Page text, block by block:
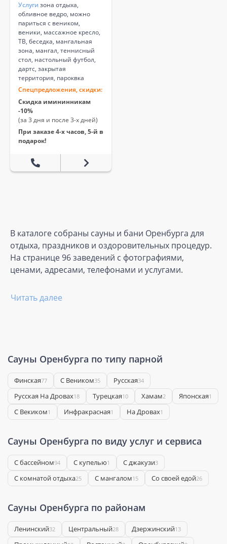
Услуги зона отдыха,
обливное ведро, можно
париться с веником,
веники, массажное кресло,
ТВ, беседка, мангальная
зона, мангал, теннисный
стол, настольный футбол,
дартс, закрытая
территория, пароквка
Спецпредложения, скидки:
Скидка имининникам
-10%
(за 3 дня и после 3-х дней)
При заказе 4-х часов, 5-й в
подарок!
В каталоге собраны сауны и бани Оренбурга для
отдыха, праздников и оздоровительных процедур.
На странице 96 заведений с фотографиями,
ценами, адресами, телефонами и услугами.
Читать далее
Сауны Оренбурга по типу парной
Финская77 С Веником35 Русская34
Русская На Дровах18 Турецкая10 Хамам2 Японская1
С Векиком1 Инфракрасная1 На Дровах1
Сауны Оренбурга по виду услуг и сервиса
С бассейном94 С купелью1 С джакузи3
С комнатой отдыха25 С мангалом15 Со своей едой26
Сауны Оренбурга по районам
Ленинский32 Центральный28 Дзержинский13